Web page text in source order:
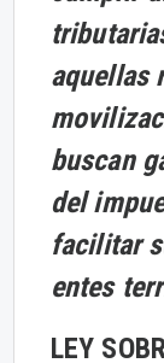
aquellas
buscan
del
facilitar
entes
LEY